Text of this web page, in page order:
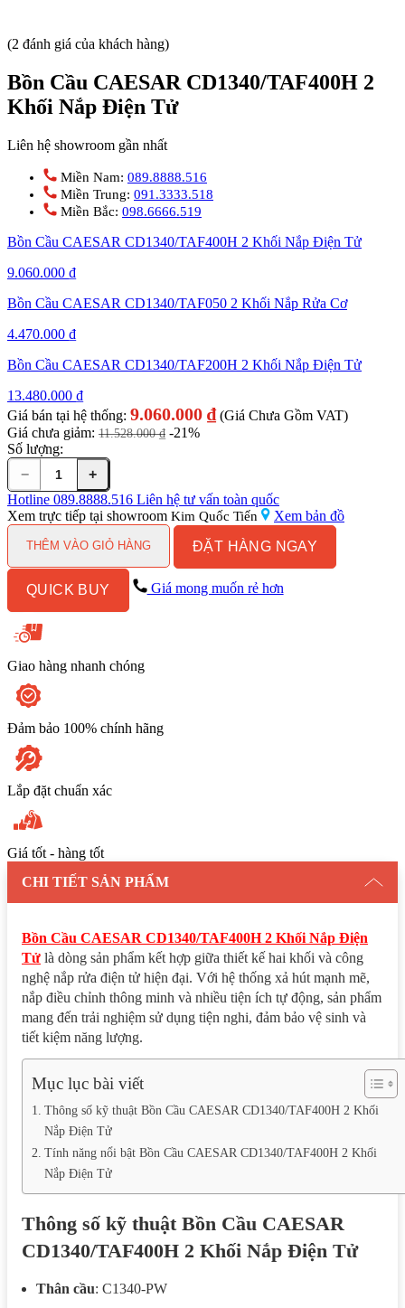
(2 đánh giá của khách hàng)
Bồn Cầu CAESAR CD1340/TAF400H 2
Khối Nắp Điện Tử
Liên hệ showroom gần nhất
Miền Nam: 089.8888.516
Miền Trung: 091.3333.518
Miền Bắc: 098.6666.519
Bồn Cầu CAESAR CD1340/TAF400H 2 Khối Nắp Điện Tử
9.060.000 ₫
Bồn Cầu CAESAR CD1340/TAF050 2 Khối Nắp Rửa Cơ
4.470.000 ₫
Bồn Cầu CAESAR CD1340/TAF200H 2 Khối Nắp Điện Tử
13.480.000 ₫
Giá bán tại hệ thống: 9.060.000 ₫ (Giá Chưa Gồm VAT)
Giá chưa giảm: 11.528.000₫ -21%
Số lượng:
Cầu
CAESAR
CD1340/TAF400H
Khối
Điện
Tử
lượng
−
+
Hotline 089.8888.516 Liên hệ tư vấn toàn quốc
Xem trực tiếp tại showroom Kim Quốc Tiến Xem bản đồ
THÊM VÀO GIỎ HÀNG ĐẶT HÀNG NGAY
QUICK BUY Giá mong muốn rẻ hơn
Giao hàng nhanh chóng
Đảm bảo 100% chính hãng
Lắp đặt chuẩn xác
Giá tốt - hàng tốt
CHI TIẾT SẢN PHẨM
Bồn Cầu CAESAR CD1340/TAF400H 2 Khối Nắp Điện
Tử là dòng sản phẩm kết hợp giữa thiết kế hai khối và công
nghệ nắp rửa điện tử hiện đại. Với hệ thống xả hút mạnh mẽ,
nắp điều chỉnh thông minh và nhiều tiện ích tự động, sản phẩm
mang đến trải nghiệm sử dụng tiện nghi, đảm bảo vệ sinh và
tiết kiệm năng lượng.
Mục lục bài viết
Thông số kỹ thuật Bồn Cầu CAESAR CD1340/TAF400H 2 Khối
Nắp Điện Tử
Tính năng nổi bật Bồn Cầu CAESAR CD1340/TAF400H 2 Khối
Nắp Điện Tử
Thông số kỹ thuật Bồn Cầu CAESAR
CD1340/TAF400H 2 Khối Nắp Điện Tử
Thân cầu: C1340-PW